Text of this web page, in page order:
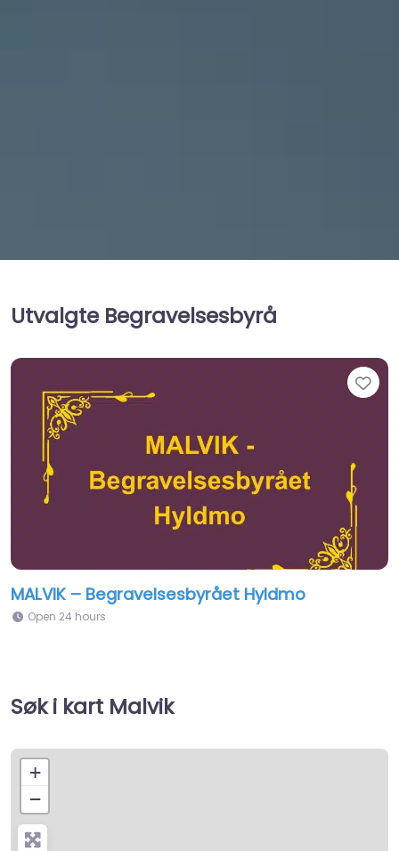
Utvalgte Begravelsesbyrå
MALVIK – Begravelsesbyrået Hyldmo
Open 24 hours
Søk i kart Malvik
+
−